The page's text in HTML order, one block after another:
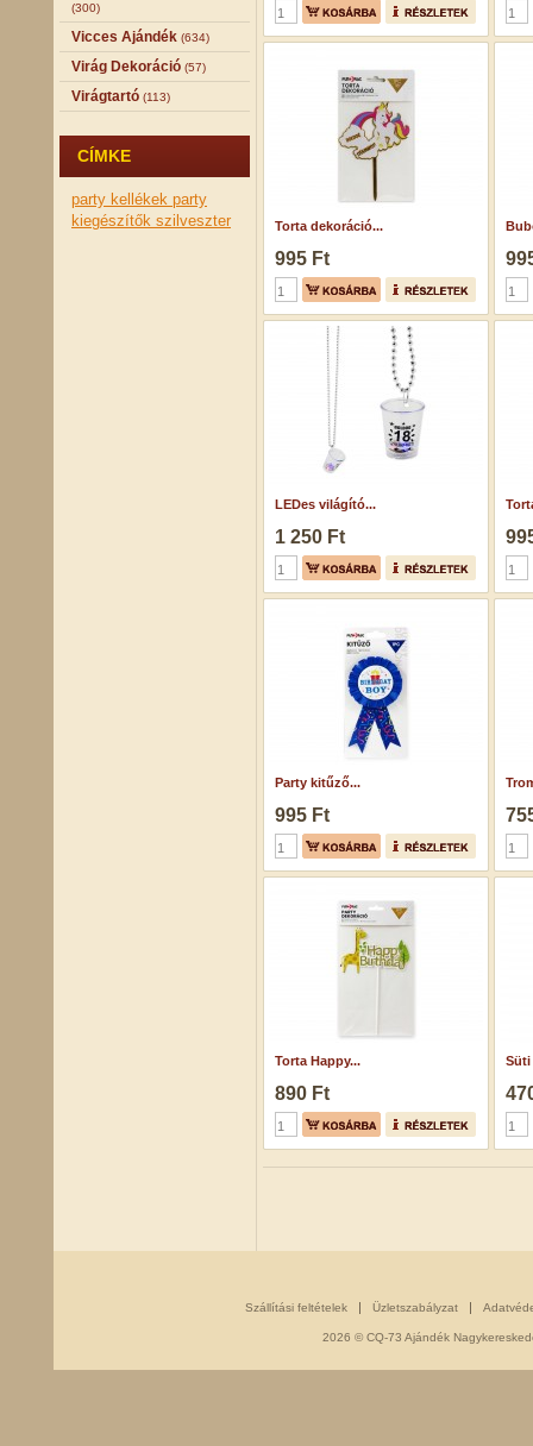
(300)
Vicces Ajándék (634)
Virág Dekoráció (57)
Virágtartó (113)
CÍMKE
party kellékek party
kiegészítők szilveszter Torta dekoráció...
995 Ft
LEDes világító...
1 250 Ft
Party kitűző...
995 Ft
Torta Happy...
890 Ft
Süti
Szállítási feltételek Üzletszabályzat
2026 © CQ-73 Ajándék